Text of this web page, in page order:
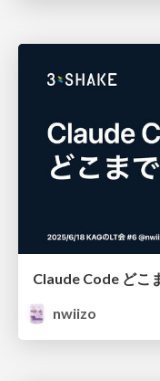
Claude Code どこ
nwiizo